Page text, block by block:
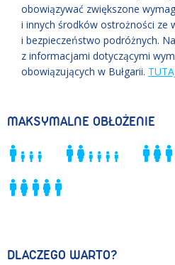
obowiązywać zwiększone
i innych środków ostrożności ze
i bezpieczeństwo podróżnych.
z informacjami dotyczącymi
obowiązujących w Bułgarii.
MAKSYMALNE OBŁOŻENIE
DLACZEGO WARTO?